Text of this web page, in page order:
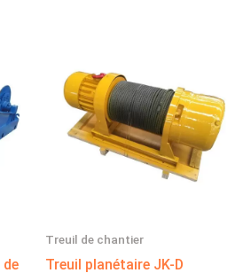
Treuil de chantier
Treuil planétaire JK-D